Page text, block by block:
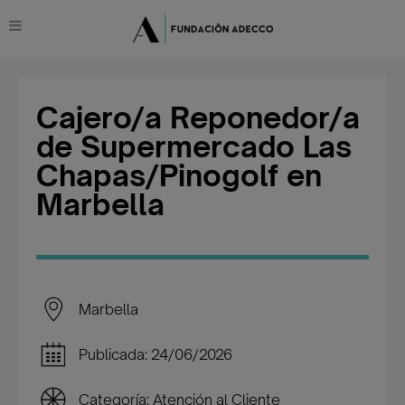
Cajero/a Reponedor/a
de Supermercado Las
Chapas/Pinogolf en
Marbella
Marbella
Publicada: 24/06/2026
Categoría: Atención al Cliente